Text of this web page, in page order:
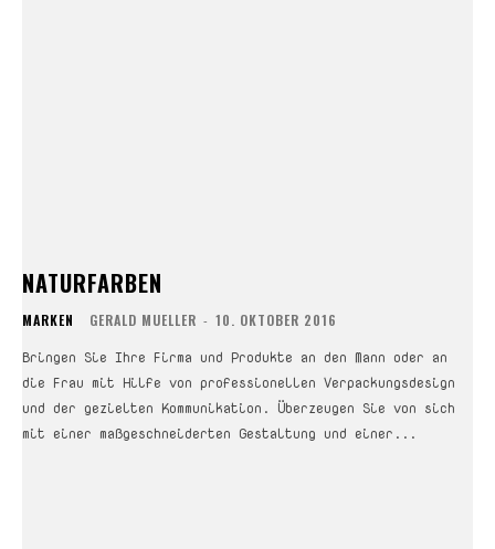
NATURFARBEN
MARKEN GERALD MUELLER - 10. OKTOBER 2016
Bringen Sie Ihre Firma und Produkte an den Mann oder an
die Frau mit Hilfe von professionellen Verpackungsdesign
und der gezielten Kommunikation. Überzeugen Sie von sich
mit einer maßgeschneiderten Gestaltung und einer...